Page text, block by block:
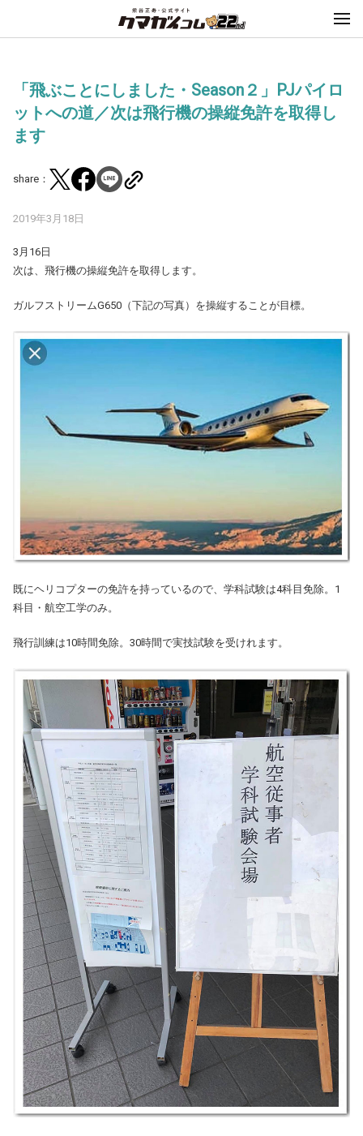
「飛ぶことにしました・Season２」PJパイロ
ットへの道／次は飛行機の操縦免許を取得し
ます
share：
2019年3月18日
3月16日
次は、飛行機の操縦免許を取得します。
ガルフストリームG650（下記の写真）を操縦することが目標。
既にヘリコプターの免許を持っているので、学科試験は4科目免除。1
科目・航空工学のみ。
飛行訓練は10時間免除。30時間で実技試験を受けれます。